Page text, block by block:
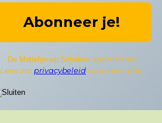
De Motiefgroep Schaken spamt niet!
Lees ons privacybeleidvoor meer info.